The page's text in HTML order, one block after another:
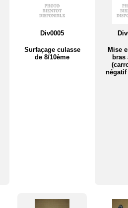
Div0005
Surfaçage culasse
de 8/10ème
Mise
bras